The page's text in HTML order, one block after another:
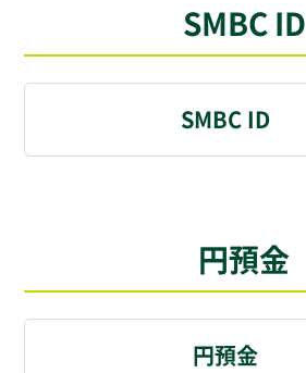
SMBC ID
SMBC ID
円預金
円預金